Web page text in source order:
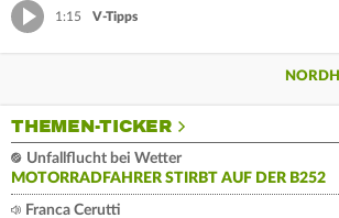
1:15 V-Tipps
THEMEN-TICKER
Unfallflucht bei Wetter
MOTORRADFAHRER STIRBT AUF DER B252
Franca Cerutti